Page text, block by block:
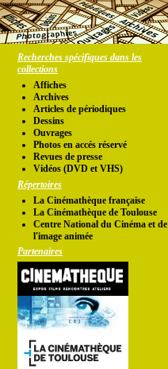
Recherches spécifiques dans les
collections
Affiches
Archives
Articles de périodiques
Dessins
Ouvrages
Photos en accés réservé
Revues de presse
Vidéos (DVD et VHS)
Répertoires
La Cinémathèque française
La Cinémathèque de Toulouse
Centre National du Cinéma et de
l'image animée
Partenaires